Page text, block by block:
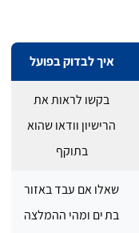
איך לבדוק בפועל
בקשו לראות את
הרישיון וודאו שהוא
בתוקף
שאלו אם עבד באזור
בת ים ומהי ההמלצה